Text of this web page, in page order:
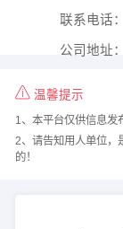
联系电话：
公司地址：
温馨提示
1、本平台仅供信息发
2、请告知用人单位，
的！